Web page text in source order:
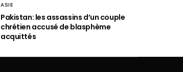
ASIE
Pakistan: les assassins d’un couple
chrétien accusé de blasphème
acquittés